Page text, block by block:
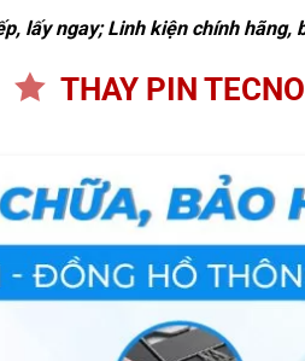
lấy ngay; Linh kiện chính hãng,
THAY PIN